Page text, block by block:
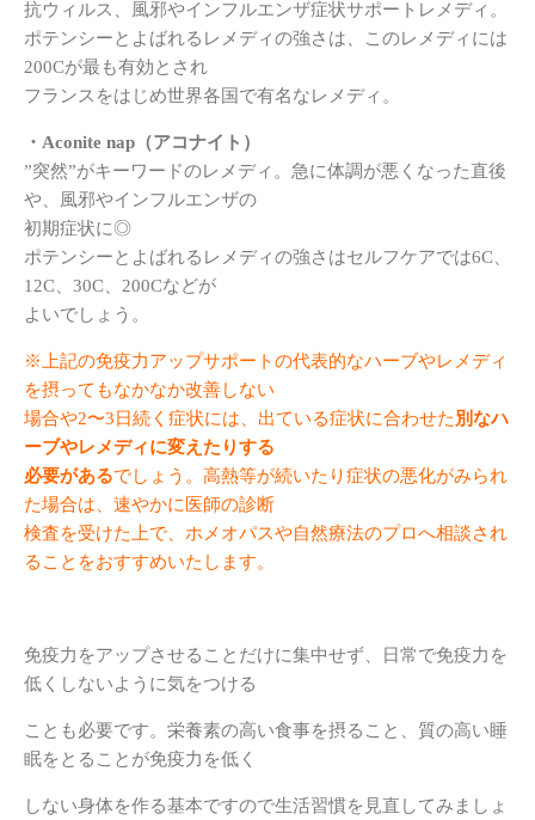
抗ウィルス、風邪やインフルエンザ症状サポートレメディ。
ポテンシーとよばれるレメディの強さは、このレメディには
200Cが最も有効とされ
フランスをはじめ世界各国で有名なレメディ。
・Aconite nap（アコナイト）
”突然”がキーワードのレメディ。急に体調が悪くなった直後
や、風邪やインフルエンザの
初期症状に◎
ポテンシーとよばれるレメディの強さはセルフケアでは6C、
12C、30C、200Cなどが
よいでしょう。
※上記の免疫力アップサポートの代表的なハーブやレメディ
を摂ってもなかなか改善しない
場合や2〜3日続く症状には、出ている症状に合わせた別なハ
ーブやレメディに変えたりする
必要があるでしょう。高熱等が続いたり症状の悪化がみられ
た場合は、速やかに医師の診断
検査を受けた上で、ホメオパスや自然療法のプロへ相談され
ることをおすすめいたします。
免疫力をアップさせることだけに集中せず、日常で免疫力を
低くしないように気をつける
ことも必要です。栄養素の高い食事を摂ること、質の高い睡
眠をとることが免疫力を低く
しない身体を作る基本ですので生活習慣を見直してみましょ